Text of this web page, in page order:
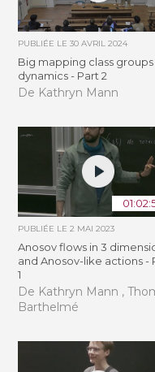
PUBLIÉE LE30 AVRIL 2024
Big mapping class groups
dynamics - Part 2
De Kathryn Mann
PUBLIÉE LE2 MAI 2023
Anosov flows in 3
and Anosov-like actions -
1
De Kathryn Mann ,
Barthelmé